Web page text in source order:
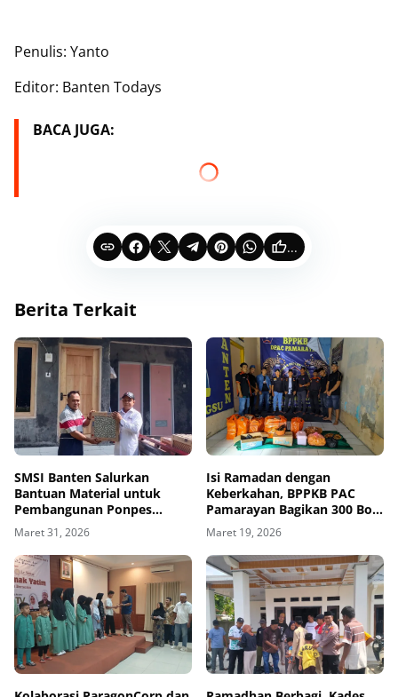
Penulis: Yanto
Editor: Banten Todays
BACA JUGA:
...
Berita Terkait
SMSI Banten Salurkan
Bantuan Material untuk
Pembangunan Ponpes
Manba'ul Al-Kufy
Maret 31, 2026
Isi Ramadan dengan
Keberkahan, BPPKB PAC
Pamarayan Bagikan 300 Box
Takjil
Maret 19, 2026